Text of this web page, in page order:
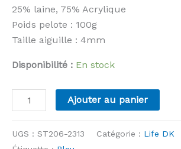
25% laine, 75% Acrylique
Poids pelote : 100g
Taille aiguille : 4mm
Disponibilité : En stock
quantité
de
-
Ajouter au panier
UGS : ST206-2313 Catégorie : Life DK